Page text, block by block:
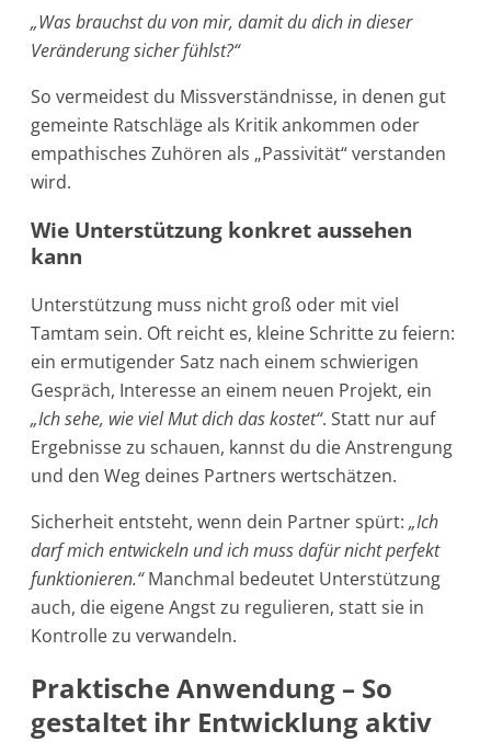
„Was brauchst du von mir, damit du dich in dieser
Veränderung sicher fühlst?“
So vermeidest du Missverständnisse, in denen gut
gemeinte Ratschläge als Kritik ankommen oder
empathisches Zuhören als „Passivität“ verstanden
wird.
Wie Unterstützung konkret aussehen
kann
Unterstützung muss nicht groß oder mit viel
Tamtam sein. Oft reicht es, kleine Schritte zu feiern:
ein ermutigender Satz nach einem schwierigen
Gespräch, Interesse an einem neuen Projekt, ein
„Ich sehe, wie viel Mut dich das kostet“. Statt nur auf
Ergebnisse zu schauen, kannst du die Anstrengung
und den Weg deines Partners wertschätzen.
Sicherheit entsteht, wenn dein Partner spürt: „Ich
darf mich entwickeln und ich muss dafür nicht perfekt
funktionieren.“Manchmal bedeutet Unterstützung
auch, die eigene Angst zu regulieren, statt sie in
Kontrolle zu verwandeln.
Praktische Anwendung – So
gestaltet ihr Entwicklung aktiv